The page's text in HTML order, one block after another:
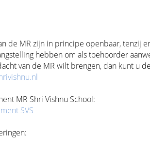
de MR zijn in principe openbaar, tenzij
hebben om als toehoorder
van de MR wilt brengen, dan kunt u
MR Shri Vishnu School:
SVS